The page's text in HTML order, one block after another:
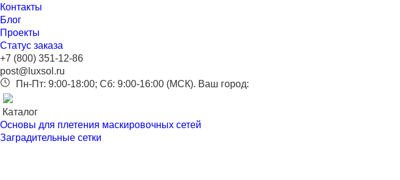
Контакты
Блог
Проекты
Статус заказа
+7 (800) 351-12-86
post@luxsol.ru
Пн-Пт: 9:00-18:00; Сб: 9:00-16:00 (МСК). Ваш город:
Каталог
Основы для плетения маскировочных сетей
Заградительные сетки